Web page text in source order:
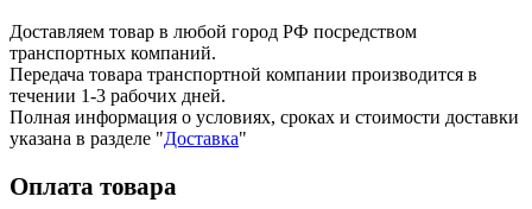
Доставляем товар в любой город РФ посредством
транспортных компаний.
Передача товара транспортной компании производится в
течении 1-3 рабочих дней.
Полная информация о условиях, сроках и стоимости доставки
указана в разделе "Доставка"
Оплата товара